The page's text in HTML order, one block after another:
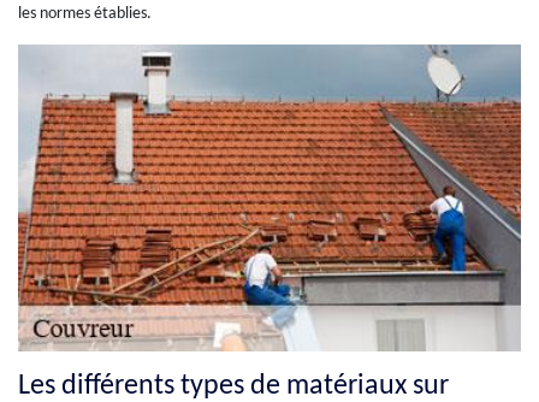
les normes établies.
Les différents types de matériaux sur